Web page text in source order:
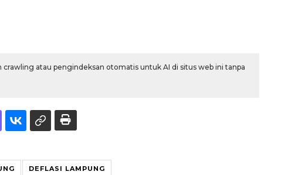
atau pengindeksan otomatis untuk AI di situs web ini tanpa
DEFLASI LAMPUNG